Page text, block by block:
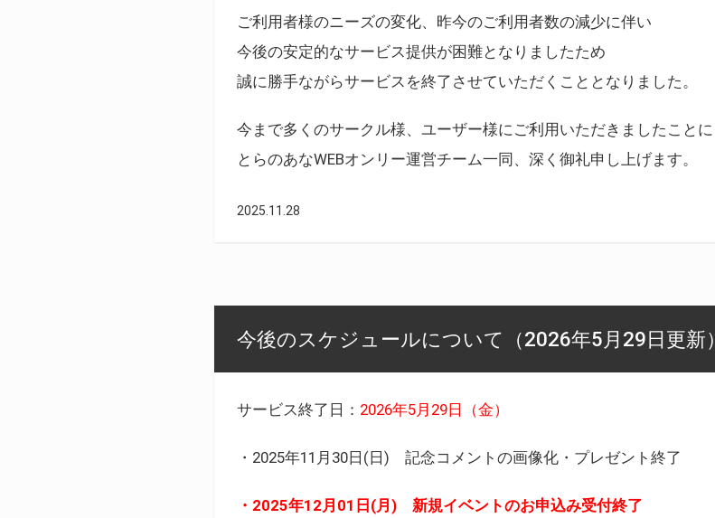
ご利用者様のニーズの変化、昨今のご利用者数の減少に伴い
今後の安定的なサービス提供が困難となりましたため
誠に勝手ながらサービスを終了させていただくこととなりました。
今まで多くのサークル様、ユーザー様にご利用いただきましたことに
とらのあなWEBオンリー運営チーム一同、深く御礼申し上げます。
2025.11.28
今後のスケジュールについて（2026年5月29日更新）
サービス終了日： 2026年5月29日（金）
・2025年11月30日(日) 記念コメントの画像化・プレゼント終了
・2025年12月01日(月) 新規イベントのお申込み受付終了